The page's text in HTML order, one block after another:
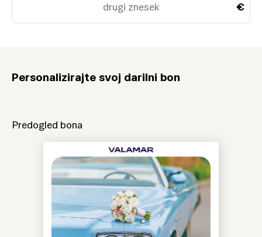
€
Personalizirajte svoj darilni bon
Predogled bona